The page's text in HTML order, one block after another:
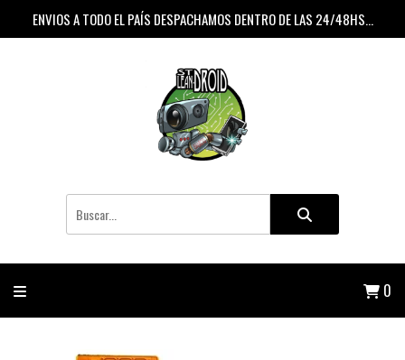
ENVIOS A TODO EL PAÍS DESPACHAMOS DENTRO DE LAS 24/48HS...
0